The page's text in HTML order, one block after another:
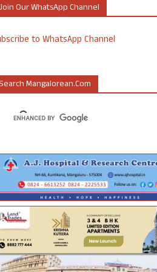
Our WhatsApp Channel
to WhatsApp Channel
Mangalorean.com